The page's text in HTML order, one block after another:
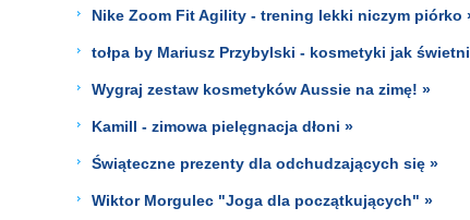
Nike Zoom Fit Agility - trening lekki niczym piórko
tołpa by Mariusz Przybylski - kosmetyki jak
Wygraj zestaw kosmetyków Aussie na zimę! »
Kamill - zimowa pielęgnacja dłoni »
Świąteczne prezenty dla odchudzających się »
Wiktor Morgulec "Joga dla początkujących" »